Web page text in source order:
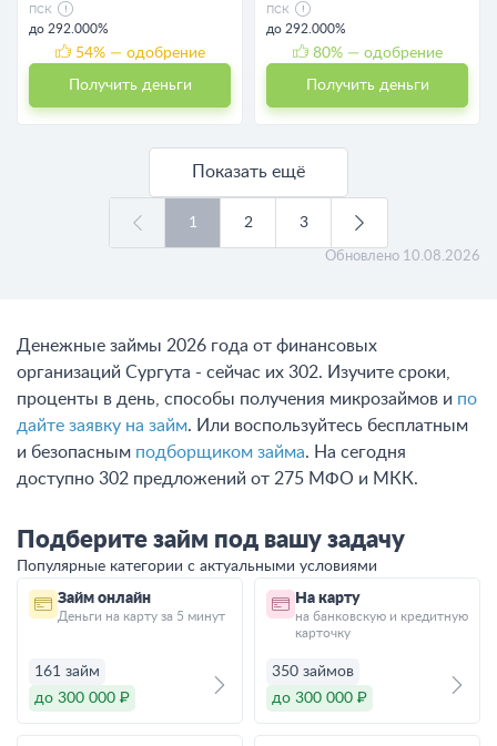
ПСК
до 292.000%
54% — одобрение
Получить деньги
ПСК
до 292.000%
80% — одобрение
Получить деньги
Показать ещё
1 2 3
Обновлено 10.08.2026
Денежные займы 2026 года от финансовых
организаций Сургута - сейчас их 302. Изучите сроки,
проценты в день, способы получения микрозаймов и по
дайте заявку на займ. Или воспользуйтесь бесплатным
и безопасным подборщиком займа. На сегодня
доступно 302 предложений от 275 МФО и МКК.
Подберите займ под вашу задачу
Популярные категории с актуальными условиями
Займ онлайн
Деньги на карту за 5 минут
161 займ
до 300 000 ₽
На карту
на банковскую и кредитную
карточку
350 займов
до 300 000 ₽